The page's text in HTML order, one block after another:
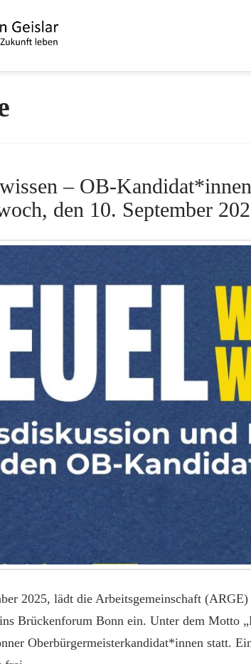
– OB-
den 10. September
2025, lädt die Arbeitsgemeinschaft
Brückenforum Bonn ein. Unter dem Motto
Oberbürgermeisterkandidat*innen statt.